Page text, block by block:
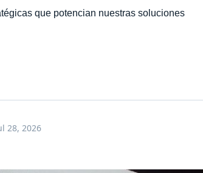
que potencian nuestras soluciones
28, 2026